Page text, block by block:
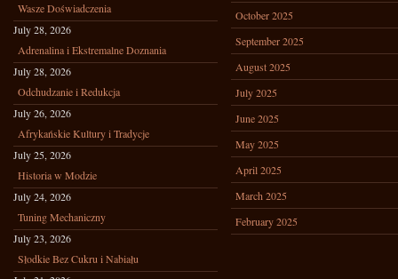
Wasze Doświadczenia
July 28, 2026
Adrenalina i Ekstremalne Doznania
July 28, 2026
Odchudzanie i Redukcja
July 26, 2026
Afrykańskie Kultury i Tradycje
July 25, 2026
Historia w Modzie
July 24, 2026
Tuning Mechaniczny
July 23, 2026
Słodkie Bez Cukru i Nabiału
October 2025
September 2025
August 2025
July 2025
June 2025
May 2025
April 2025
March 2025
February 2025